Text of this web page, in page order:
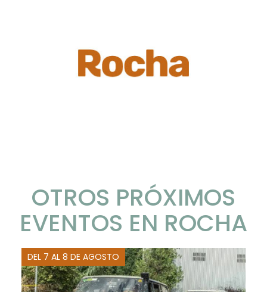
OTROS PRÓXIMOS
EVENTOS EN ROCHA
DEL 7 AL 8 DE AGOSTO